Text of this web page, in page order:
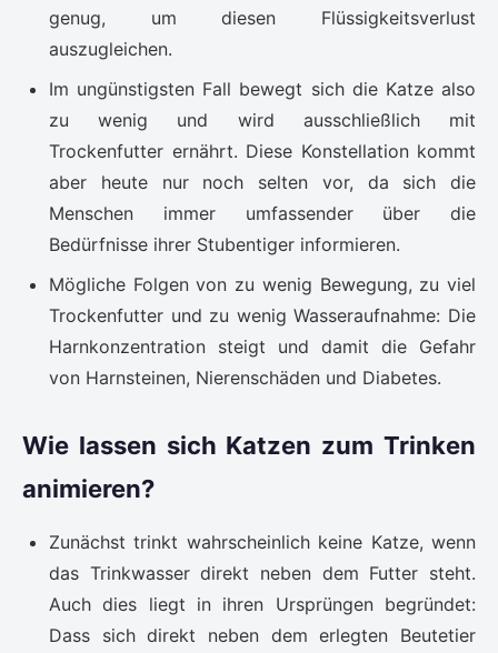
genug, um diesen Flüssigkeitsverlust
auszugleichen.
Im ungünstigsten Fall bewegt sich die Katze also
zu wenig und wird ausschließlich mit
Trockenfutter ernährt. Diese Konstellation kommt
aber heute nur noch selten vor, da sich die
Menschen immer umfassender über die
Bedürfnisse ihrer Stubentiger informieren.
Mögliche Folgen von zu wenig Bewegung, zu viel
Trockenfutter und zu wenig Wasseraufnahme: Die
Harnkonzentration steigt und damit die Gefahr
von Harnsteinen, Nierenschäden und Diabetes.
Wie lassen sich Katzen zum Trinken
animieren?
Zunächst trinkt wahrscheinlich keine Katze, wenn
das Trinkwasser direkt neben dem Futter steht.
Auch dies liegt in ihren Ursprüngen begründet:
Dass sich direkt neben dem erlegten Beutetier